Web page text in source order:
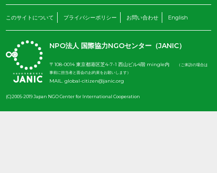
このサイトについて プライバシーポリシー お問い合わせ English
NPO法人 国際協力NGOセンター（JANIC）
〒108-0014 東京都港区芝4-7-1 西山ビル4階 mingle内
（ご来訪の場合は
事前に担当者と面会のお約束をお願いします）
MAIL. global-citizen@janic.org
(C)2005-2019 Japan NGO Center for International Cooperation